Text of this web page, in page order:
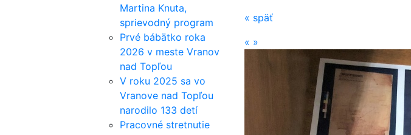
Martina Knuta,
sprievodný program
Prvé bábätko roka
2026 v meste Vranov
nad Topľou
V roku 2025 sa vo
Vranove nad Topľou
narodilo 133 detí
Pracovné stretnutie
« späť
« »